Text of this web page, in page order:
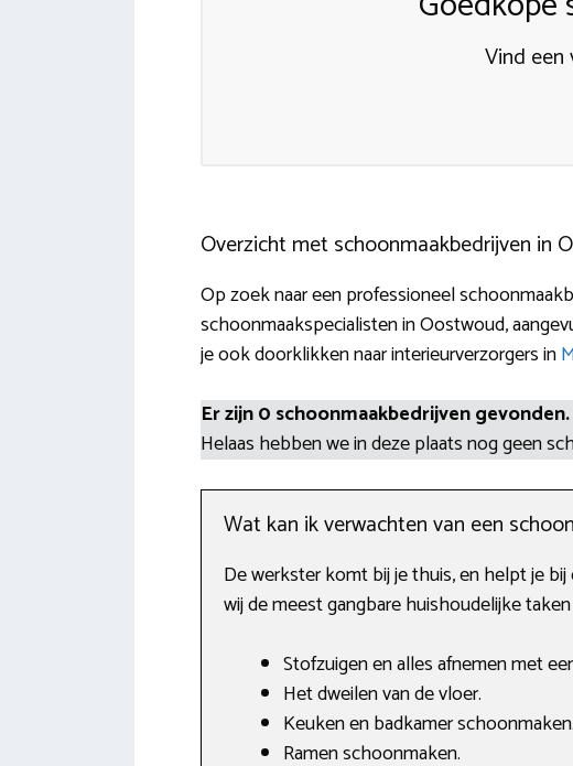
Vind
Overzicht met schoonmaakbedrijven in
Op zoek naar een professioneel
schoonmaakspecialisten in Oostwoud,
je ook doorklikken naar interieurverzorgers in
Er zijn 0 schoonmaakbedrijven
Helaas hebben we in deze plaats nog geen
Wat kan ik verwachten van een
De werkster komt bij je thuis, en helpt je
wij de meest gangbare huishoudelijke
Stofzuigen en alles afnemen met
Het dweilen van de vloer.
Keuken en badkamer schoonmaken.
Ramen schoonmaken.